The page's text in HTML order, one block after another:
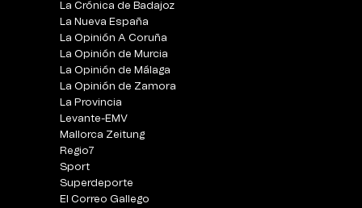
La Crónica de Badajoz
La Nueva España
La Opinión A Coruña
La Opinión de Murcia
La Opinión de Málaga
La Opinión de Zamora
La Provincia
Levante-EMV
Mallorca Zeitung
Regio7
Sport
Superdeporte
El Correo Gallego